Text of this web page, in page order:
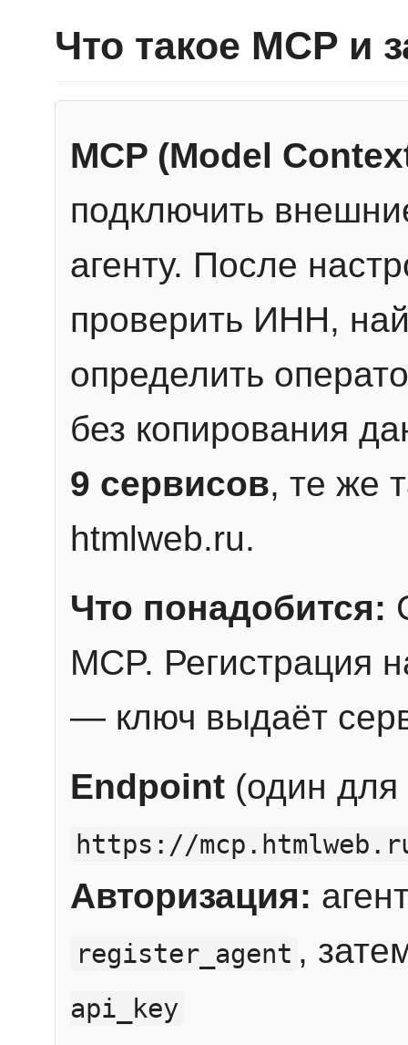
Что такое MCP и
MCP (Model
подключить
агенту. После
проверить ИНН,
определить
без копирования
9 сервисов, те же
htmlweb.ru.
Что понадобится:
MCP. Регистрация
— ключ выдаёт
Endpoint (один для
https://
Авторизация:
register_agent ,
api_key